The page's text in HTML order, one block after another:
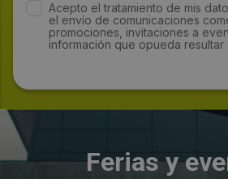
Acepto el tratamiento de mis
el envío de comunicaciones
promociones, invitaciones a
información que opueda resultar
Ferias y